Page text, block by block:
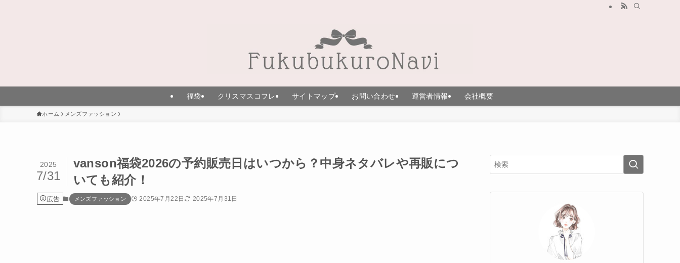
福袋 クリスマスコフレ サイトマップ お問い合わせ 運営者情報 会社概要
ホーム メンズファッション
vanson福袋2026の予約販売日はいつから？中身ネタバレや再販につ
いても紹介！
2025
7/31
広告 メンズファッション 2025年7月22日 2025年7月31日